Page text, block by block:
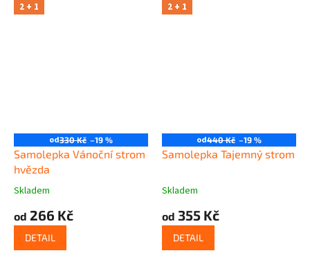
2 + 1
od330 Kč –19 %
Samolepka Vánoční strom
hvězda
Skladem
od 266 Kč
DETAIL
2 + 1
od440 Kč –19 %
Samolepka Tajemný strom
Skladem
od 355 Kč
DETAIL